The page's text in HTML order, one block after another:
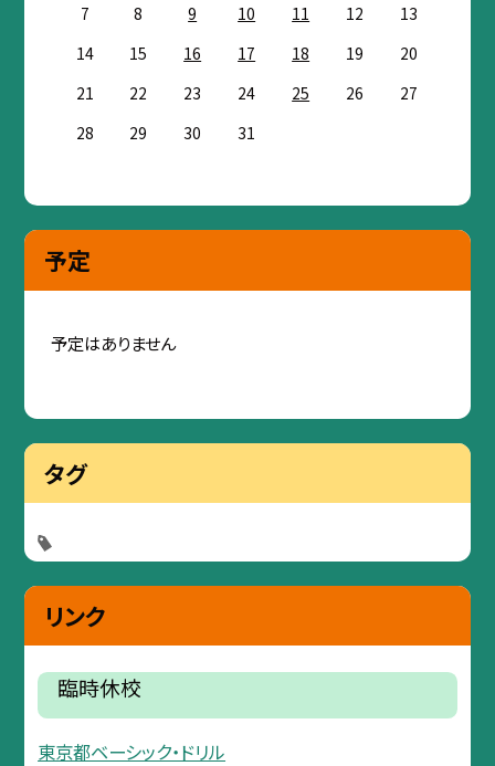
7
8 9 10 11 12
13
14
15 16 17 18 19
20
21
22 23 24 25 26
27
28
29 30 31
予定
予定はありません
タグ
リンク
臨時休校
東京都ベーシック・ドリル